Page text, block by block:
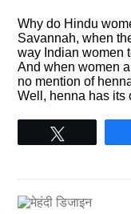
Why do Hindu
Savannah, when
way Indian women
And when women
no mention of
Well, henna has its